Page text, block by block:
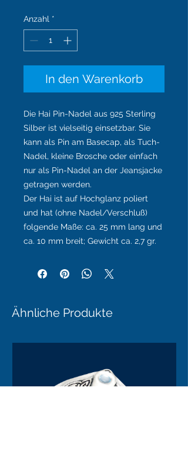
Anzahl *
In den Warenkorb
Die Hai Pin-Nadel aus 925 Sterling
Silber ist vielseitig einsetzbar. Sie
kann als Pin am Basecap, als Tuch-
Nadel, kleine Brosche oder einfach
nur als Pin-Nadel an der Jeansjacke
getragen werden.
Der Hai ist auf Hochglanz poliert
und hat (ohne Nadel/Verschluß)
folgende Maße: ca. 25 mm lang und
ca. 10 mm breit; Gewicht ca. 2,7 gr.
Ähnliche Produkte